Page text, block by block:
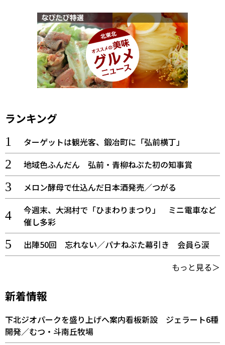
ランキング
ターゲットは観光客、鍛冶町に「弘前横丁」
地域色ふんだん 弘前・青柳ねぷた初の知事賞
メロン酵母で仕込んだ日本酒発売／つがる
今週末、大潟村で「ひまわりまつり」 ミニ電車など
催し多彩
出陣50回 忘れない／パナねぶた幕引き 会員ら涙
もっと見る＞
新着情報
下北ジオパークを盛り上げへ案内看板新設 ジェラート6種
開発／むつ・斗南丘牧場